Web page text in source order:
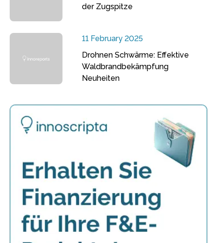
der Zugspitze
11 February 2025
Drohnen Schwärme: Effektive
Waldbrandbekämpfung
Neuheiten